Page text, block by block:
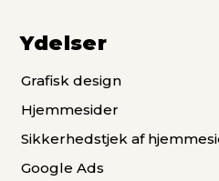
Ydelser
Grafisk design
Hjemmesider
Sikkerhedstjek af
Google Ads